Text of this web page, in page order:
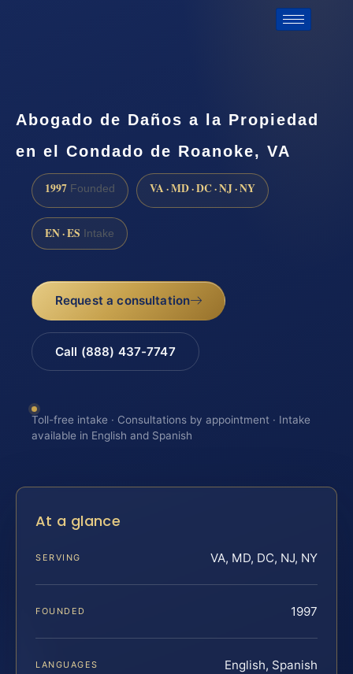
Abogado de Daños a la Propiedad
en el Condado de Roanoke, VA
1997 Founded VA · MD · DC · NJ · NY
EN · ES Intake
Request a consultation
Call (888) 437-7747
Toll-free intake · Consultations by appointment · Intake
available in English and Spanish
At a glance
SERVING VA, MD, DC, NJ, NY
FOUNDED 1997
LANGUAGES English, Spanish